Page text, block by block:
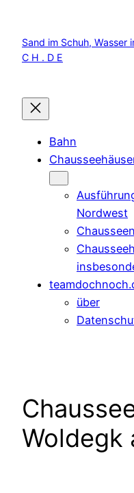
springen
Sand im Schuh, Wasser
C H . D E
Bahn
Nordwest
über
Woldegk